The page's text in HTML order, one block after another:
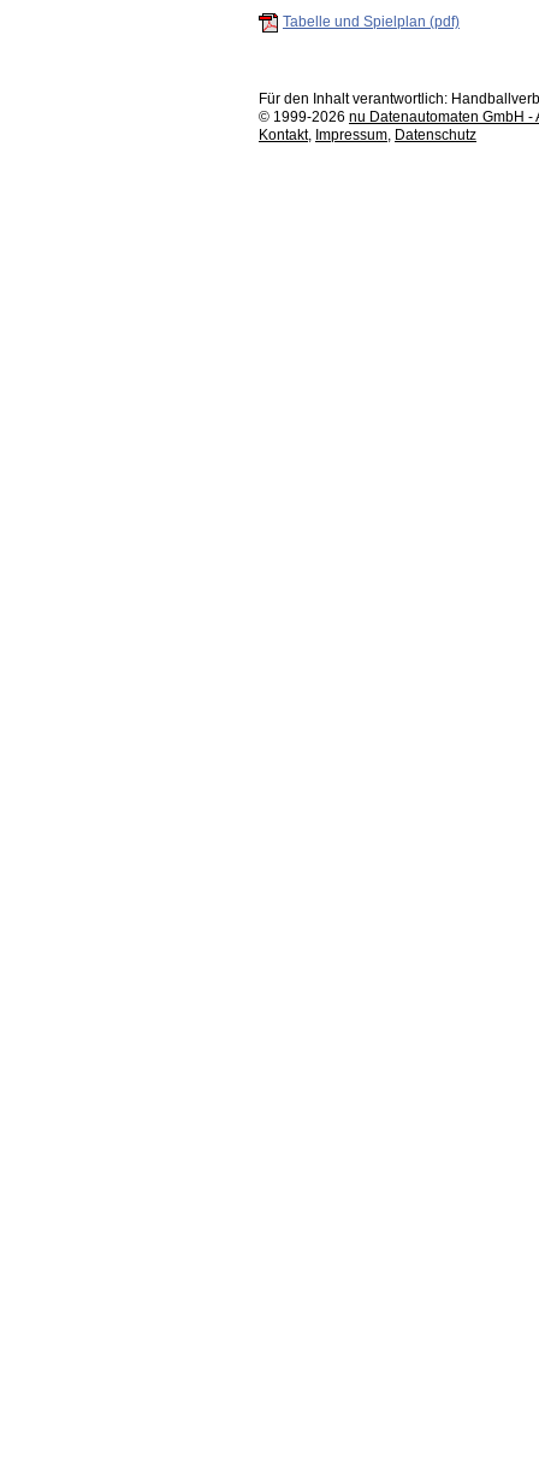
Tabelle und Spielplan (pdf)
Für den Inhalt verantwortlich:
© 1999-2026 nu Datenautomaten GmbH
Kontakt, Impressum, Datenschutz